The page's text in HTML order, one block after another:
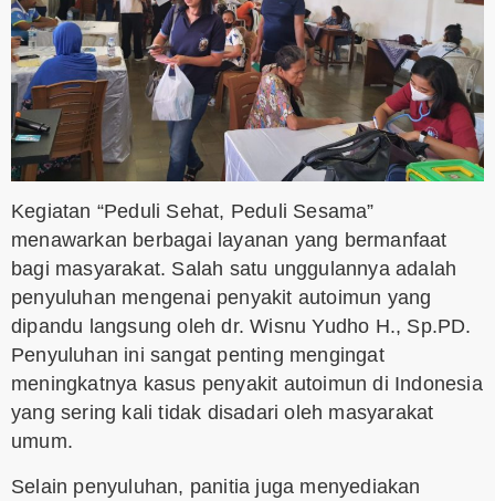
Kegiatan “Peduli Sehat, Peduli Sesama”
menawarkan berbagai layanan yang bermanfaat
bagi masyarakat. Salah satu unggulannya adalah
penyuluhan mengenai penyakit autoimun yang
dipandu langsung oleh dr. Wisnu Yudho H., Sp.PD.
Penyuluhan ini sangat penting mengingat
meningkatnya kasus penyakit autoimun di Indonesia
yang sering kali tidak disadari oleh masyarakat
umum.
Selain penyuluhan, panitia juga menyediakan